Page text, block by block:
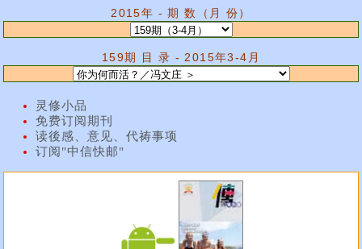
2015年 - 期 数（月 份）
159期 目 录 - 2015年3-4月
灵修小品
免费订阅期刊
读後感、意见、代祷事项
订阅"中信快邮"